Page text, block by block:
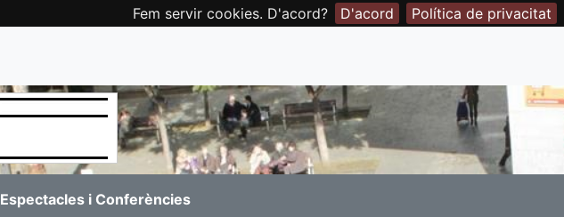
Fem servir cookies. D'acord? D'acord Política de privacitat
Espectacles i Conferències